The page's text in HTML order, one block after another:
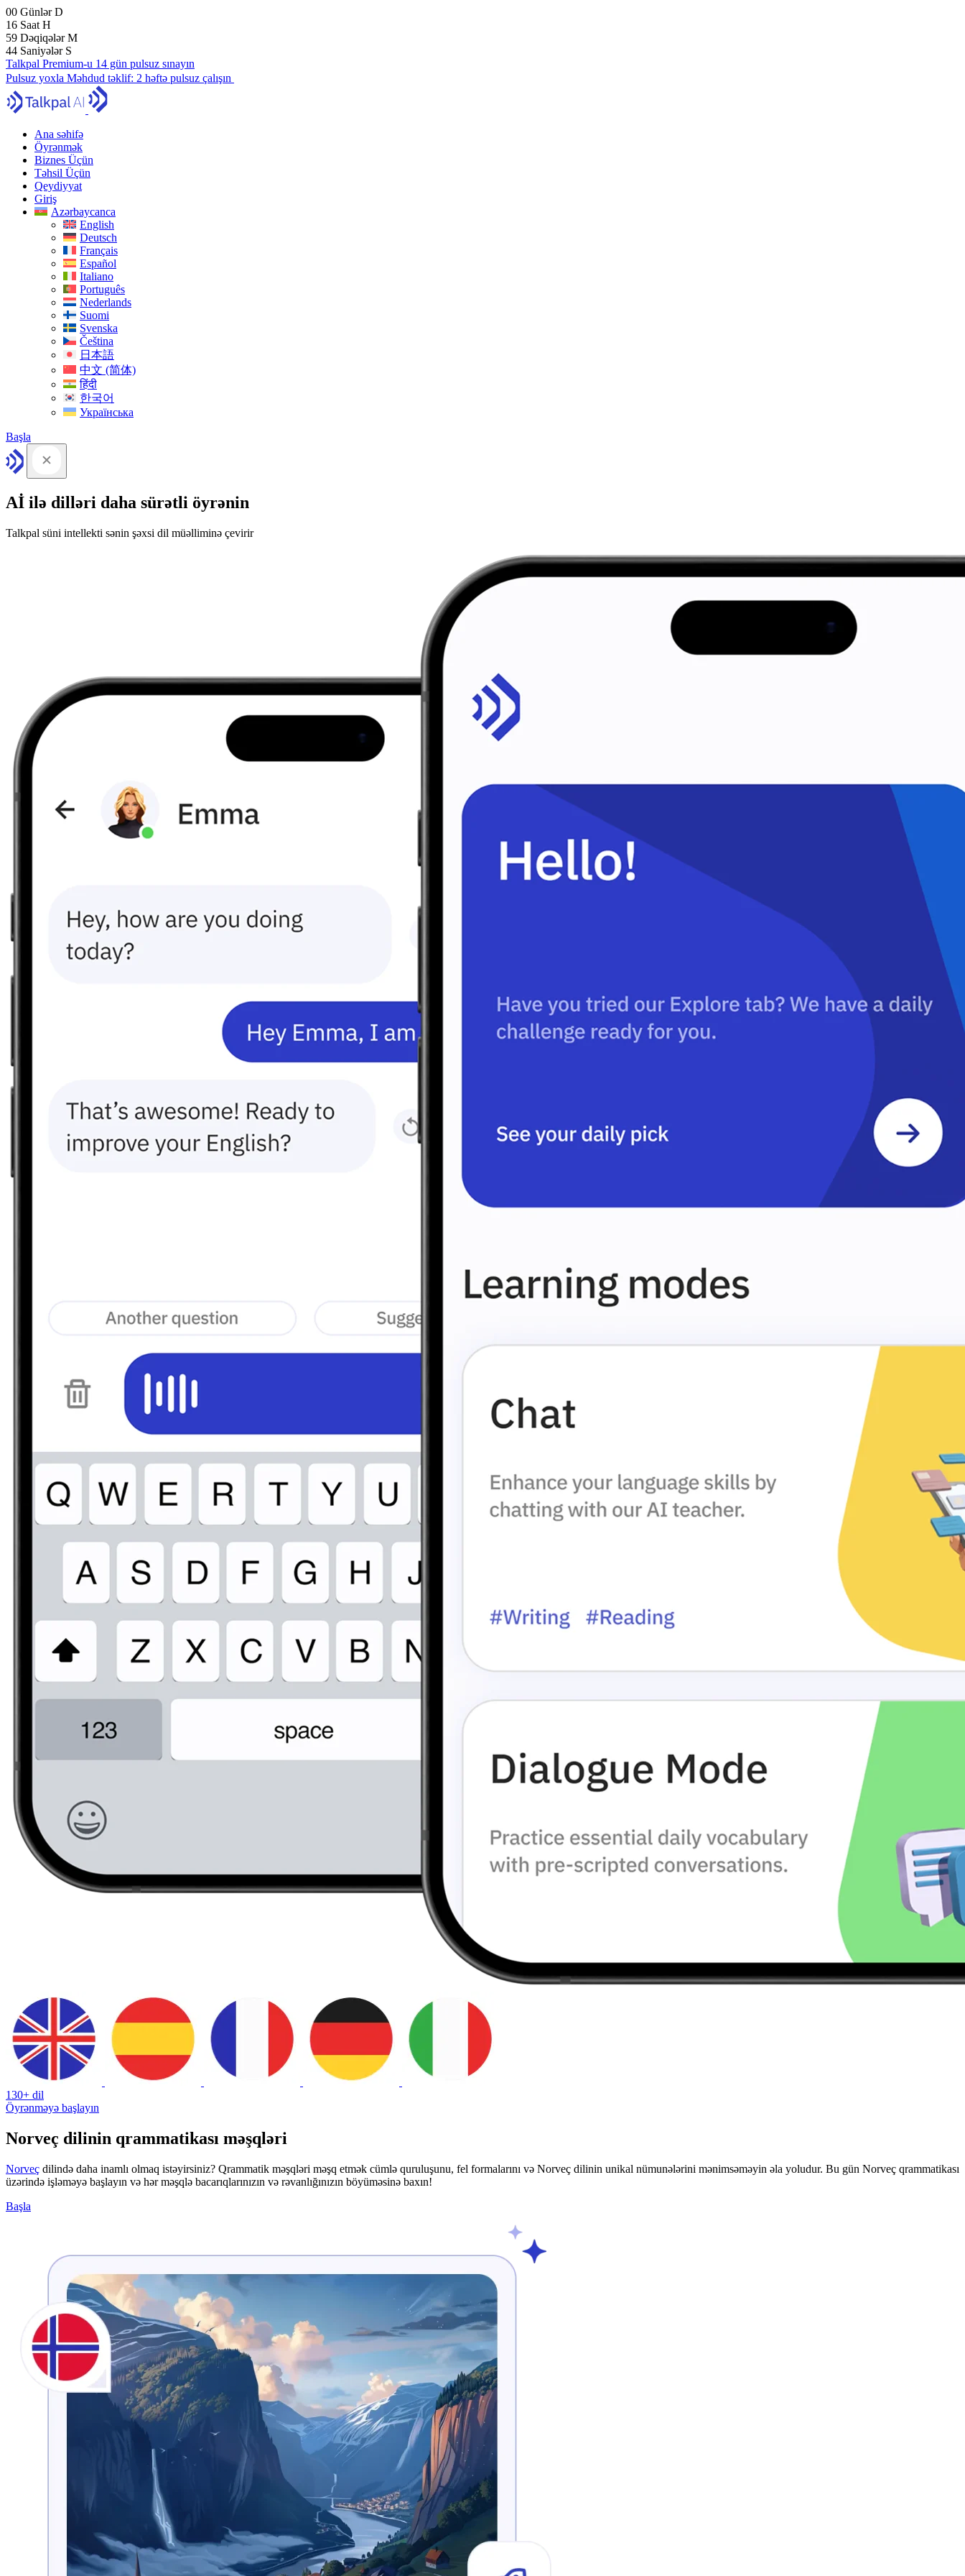
00 GünlərD
16 Saat H
59 DəqiqələrM
43 Saniyələr S
Talkpal Premium-u 14 gün pulsuz sınayın
Pulsuz yoxla Məhdud təklif: 2 həftə pulsuz çalışın
Ana səhifə
Öyrənmək
Biznes Üçün
Təhsil Üçün
Qeydiyyat
Giriş
Azərbaycanca
English
Deutsch
Français
Español
Italiano
Português
Nederlands
Suomi
Svenska
Čeština
日本語
中文 (简体)
हिंदी
한국어
Українська
Başla
Aİ ilə dilləri daha sürətli öyrənin
Talkpal süni intellekti sənin şəxsi dil müəlliminə çevirir
130+ dil
Öyrənməyə başlayın
Norveç dilinin qrammatikası məşqləri
Norveç dilində daha inamlı olmaq istəyirsiniz? Qrammatik məşqləri məşq etmək cümlə quruluşunu, fel formalarını və Norveç dilinin unikal nümunələrini mənimsəməyin əla yoludur. Bu gün Norveç qrammatikası
üzərində işləməyə başlayın və hər məşqlə bacarıqlarınızın və rəvanlığınızın böyüməsinə baxın!
Başla